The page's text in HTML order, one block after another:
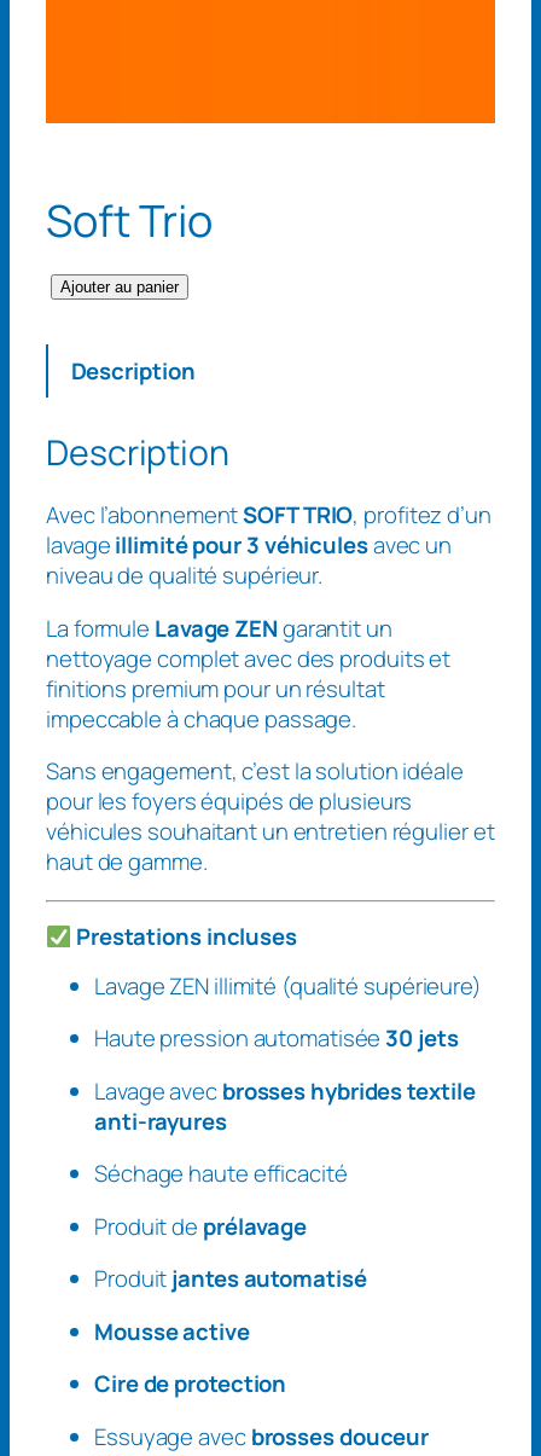
Soft Trio
q
a
i
t
é
d
e
S
o
f
t
T
i
o
Ajouter au panier
Description
Description
Avec l’abonnementSOFT TRIO, profitez d’un
lavageillimité pour 3 véhiculesavec un
niveau de qualité supérieur.
La formule Lavage ZENgarantit un
nettoyage complet avec des produits et
finitions premium pour un résultat
impeccable à chaque passage.
Sans engagement, c’est la solution idéale
pour les foyers équipés de plusieurs
véhicules souhaitant un entretien régulier et
haut de gamme.
Prestations incluses
Lavage ZEN illimité (qualité supérieure)
Haute pression automatisée 30 jets
Lavage avecbrosses hybrides textile
anti-rayures
Séchage haute efficacité
Produit de prélavage
Produitjantes automatisé
Mousse active
Cire de protection
Essuyage avecbrosses douceur